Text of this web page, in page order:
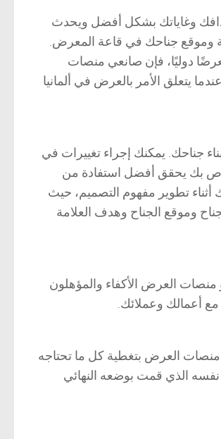
وغاياتك بشكل أفضل ويحدث
وموقع جناحك في قاعة المعرض.
دوليًا، فإن صانعي منصات
يتعلق الأمر بالعرض في ألمانيا
جناحك. يمكنك إجراء تغييرات في
بك يحقق أفضل استفادة من
تطوير مفهوم التصميم، حيث
وموقع الجناح وهدف العلامة
العرض الأكفاء والمؤهلون
أعمالك وعملائك.
العرض بتغطية كل ما تحتاجه
الذي قمت بوضعه النهائي